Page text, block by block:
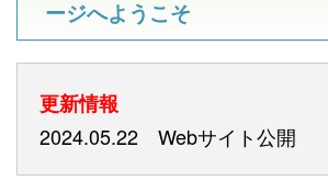
ージへようこそ
更新情報
2024.05.22 Webサイト公開